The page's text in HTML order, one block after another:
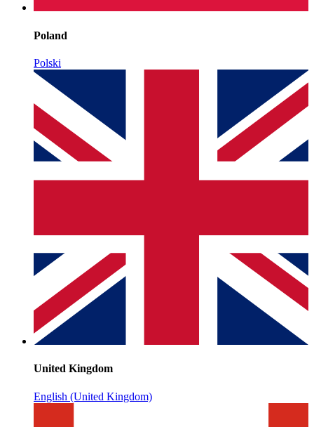
Poland
Polski
United Kingdom
English (United Kingdom)